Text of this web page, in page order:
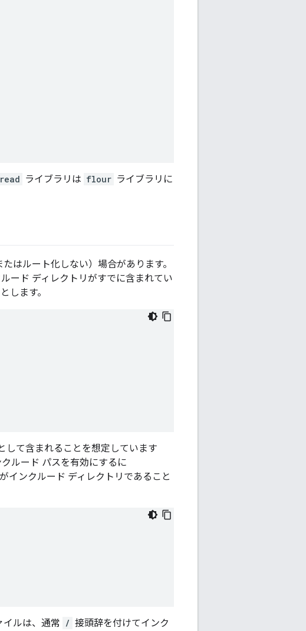
ライブラリは flour ライブラリに
はルート化しない）場合があります。
ード ディレクトリがすでに含まれてい
します。
して含まれることを想定しています
ルード パスを有効にするに
インクルード ディレクトリであること
イルは、通常 / 接頭辞を付けてインク